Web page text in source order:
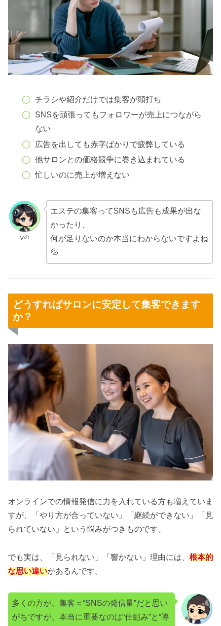
チラシや紹介だけでは集客が頭打ち
SNSを頑張ってもフォロワーが売上につながら
ない
広告を出しても赤字ばかりで疲弊している
他サロンとの価格競争に巻き込まれている
忙しいのに売上が増えない
なの
エステの集客ってSNSも広告も成果が出な
かったり、
何が足りないのか本当にわからないですよね
💦
どうすればサロンに安定して集客できます
か？
オンラインでの情報発信に力を入れている方も増えていま
すが、「やり方が合っていない」「継続ができない」「見
られていない」という悩みがつきものです。
でも実は、「見られない」「響かない」理由には、 根本的
な思い違いがあるんです。
多くの方が、集客＝“SNSの発信量”だと思い
がちですが、本当に重要なのは“仕組み”と“導